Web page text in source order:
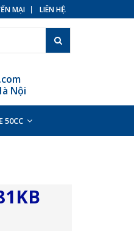
MẠI LIÊN HỆ
Nội
50CC